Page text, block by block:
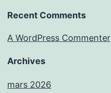
Recent Comments
A WordPress Commenter
Archives
mars 2026